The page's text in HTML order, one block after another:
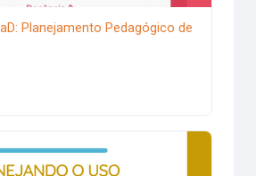
Planejamento Pedagógico de
Planejando o uso de instrumentos e